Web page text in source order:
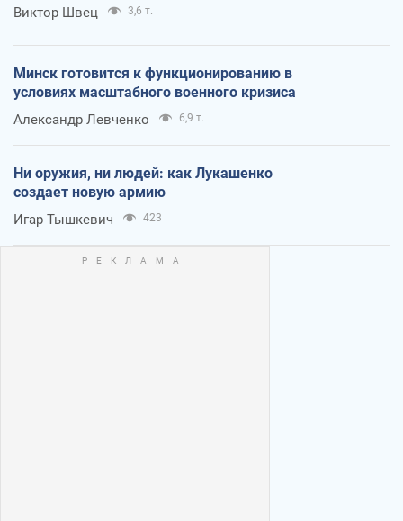
Виктор Швец 3,6 т.
Минск готовится к функционированию в
условиях масштабного военного кризиса
Александр Левченко 6,9 т.
Ни оружия, ни людей: как Лукашенко
создает новую армию
Игар Тышкевич 423